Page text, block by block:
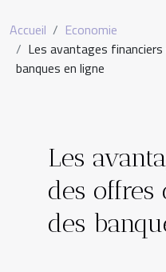
Accueil
Economie
Les avantages
banques en ligne
Les
des offres
des